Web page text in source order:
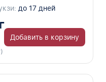
до 17 дней
Добавить в корзину